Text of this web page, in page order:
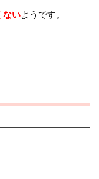
ないようです。